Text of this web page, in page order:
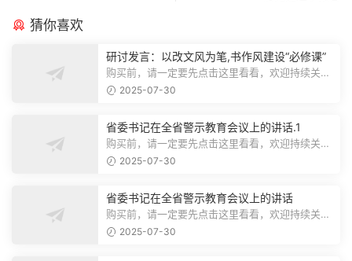
猜你喜欢
研讨发言：以改文风为笔,书作风建设“必修课”
购买前，请一定要先点击这里看看，欢迎持续关
注，精彩模板每天推送预览结束，本文...
2025-07-30
省委书记在全省警示教育会议上的讲话.1
购买前，请一定要先点击这里看看，欢迎持续关
注，精彩模板每天推送预览结束，本文...
2025-07-30
省委书记在全省警示教育会议上的讲话
购买前，请一定要先点击这里看看，欢迎持续关
注，精彩模板每天推送预览结束，本文...
2025-07-30